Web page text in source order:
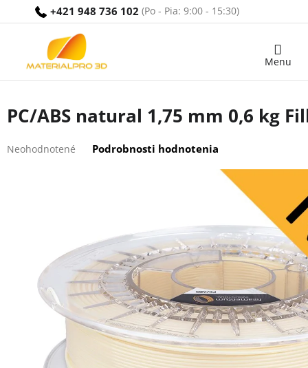
+421 948 736 102
Nákupný
PC/ABS natural 1,75 mm 0,6 kg
hodnotenie
Neohodnotené Podrobnosti hodnotenia